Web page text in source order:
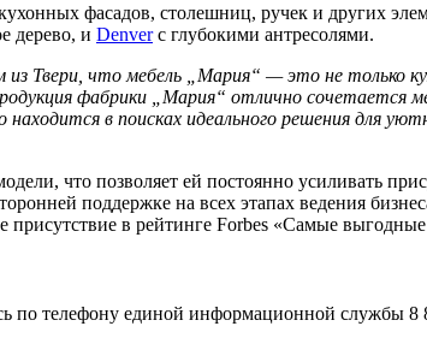
фасадов, столешниц, ручек и других
дерево, и Denverс глубокими антресолями.
что мебель „Мария“ — это не только
фабрики „Мария“ отлично сочетается
в поисках идеального решения для
что позволяет ей постоянно усиливать
поддержке на всех этапах ведения
присутствие в рейтинге Forbes «Самые
по телефону единой информационной службы